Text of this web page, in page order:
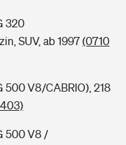
320
SUV, ab 1997(0710
500 V8/CABRIO), 218
500 V8 /